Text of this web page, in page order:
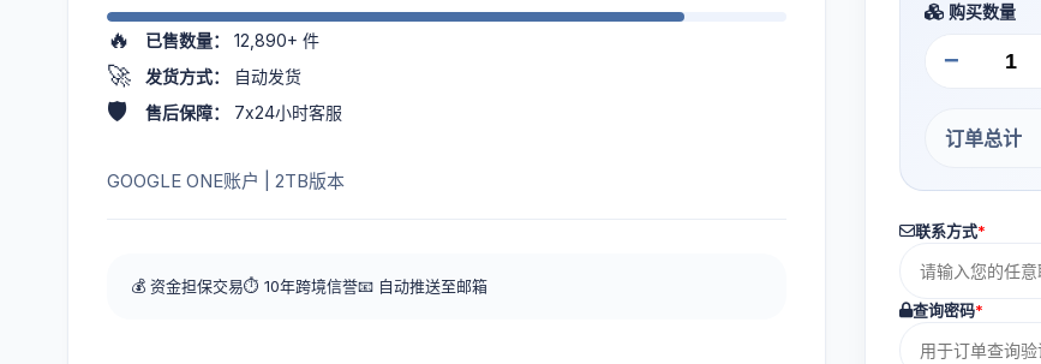
🔥 已售数量： 12,890+ 件
🚀 发货方式： 自动发货
🛡️ 售后保障： 7x24小时客服
GOOGLE ONE账户 | 2TB版本
💰 资金担保交易⏱️ 10年跨境信誉📧 自动推送至邮箱
购买数量
−
订单总计
联系方式*
查询密码*